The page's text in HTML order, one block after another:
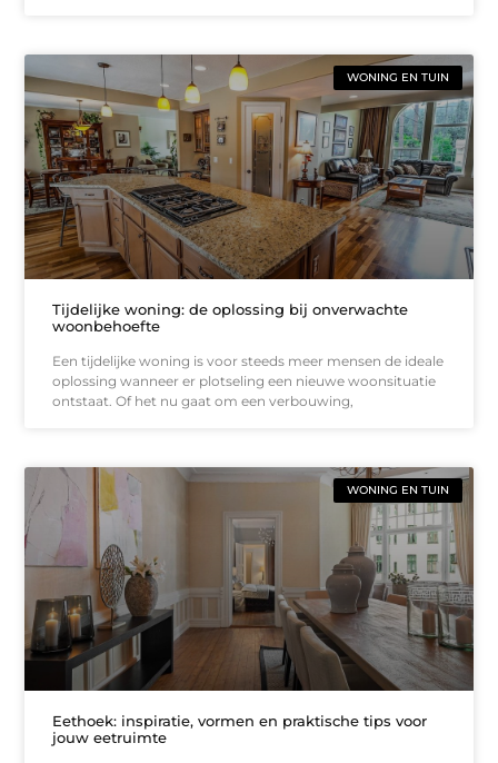
WONING EN TUIN
Tijdelijke woning: de oplossing bij onverwachte
woonbehoefte
Een tijdelijke woning is voor steeds meer mensen de ideale
oplossing wanneer er plotseling een nieuwe woonsituatie
ontstaat. Of het nu gaat om een verbouwing,
WONING EN TUIN
Eethoek: inspiratie, vormen en praktische tips voor
jouw eetruimte